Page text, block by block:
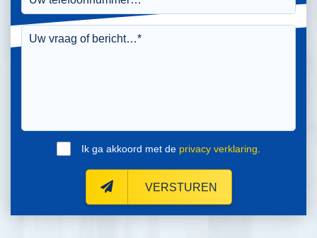
Ik ga akkoord met de privacy verklaring
VERSTUREN